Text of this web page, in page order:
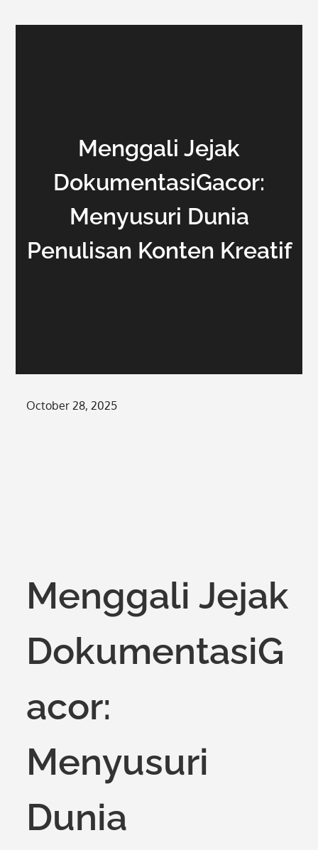
Menggali Jejak
DokumentasiGacor:
Menyusuri Dunia
Penulisan Konten Kreatif
Posted
October 28, 2025
Menggali Jejak
DokumentasiG
acor:
Menyusuri
Dunia